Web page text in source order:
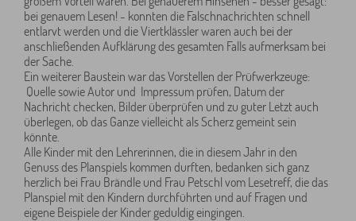
bei genauem Lesen! - konnten die Falschnachrichten schnell
entlarvt werden und die Viertklässler waren auch bei der
anschließenden Aufklärung des gesamten Falls aufmerksam bei
der Sache.
Ein weiterer Baustein war das Vorstellen der Prüfwerkzeuge:
Quelle sowie Autor und Impressum prüfen, Datum der
Nachricht checken, Bilder überprüfen und zu guter Letzt auch
überlegen, ob das Ganze vielleicht als Scherz gemeint sein
könnte.
Alle Kinder mit den Lehrerinnen, die in diesem Jahr in den
Genuss des Planspiels kommen durften, bedanken sich ganz
herzlich bei Frau Brändle und Frau Petschl vom Lesetreff, die das
Planspiel mit den Kindern durchführten und auf Fragen und
eigene Beispiele der Kinder geduldig eingingen.